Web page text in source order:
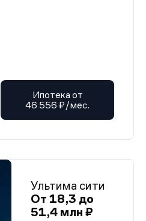
Ипотека от
46 556 ₽/мес.
Ультима сити
От 18,3 до
51,4 млн ₽